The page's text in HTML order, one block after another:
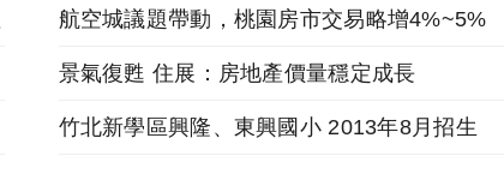
航空城議題帶動，桃園房市交易略增4%~5%
景氣復甦 住展：房地產價量穩定成長
竹北新學區興隆、東興國小 2013年8月招生